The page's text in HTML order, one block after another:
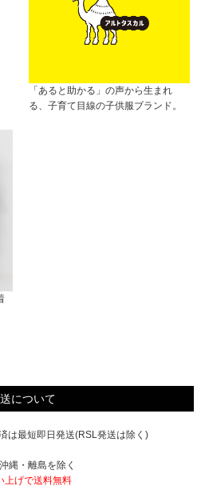
「あると助かる」の声から生まれ
る、子育て目線の子供服ブランド。
について
は最短即日発送(RSL発送は除く)
縄・離島を除く
上げで送料無料